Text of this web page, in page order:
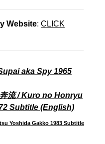
Website:CLICK
aka Spy 1965
流 / Kuro no Honryu
Subtitle (English)
Yoshida Gakko 1983 Subtitle